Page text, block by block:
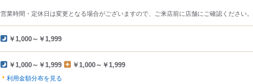
営業時間・定休日は変更となる場合がございますので、ご来店前に店舗にご確認ください。
￥1,000～￥1,999
￥1,000～￥1,999 ￥1,000～￥1,999
利用金額分布を見る